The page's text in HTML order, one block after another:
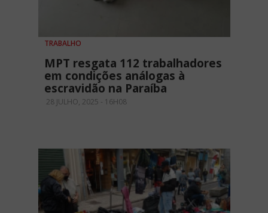
TRABALHO
MPT resgata 112 trabalhadores
em condições análogas à
escravidão na Paraíba
28 JULHO, 2025 - 16H08